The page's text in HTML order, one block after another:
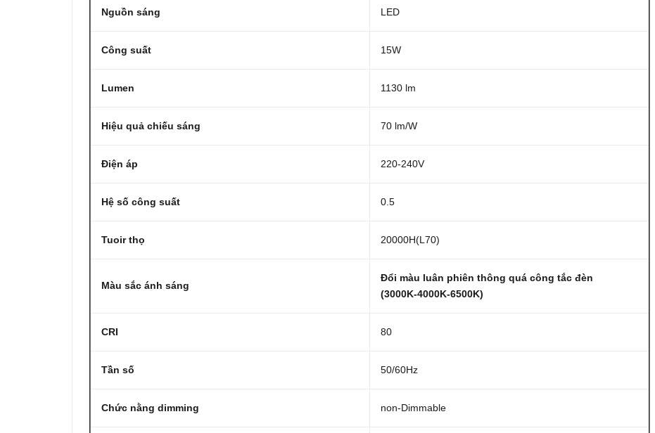
Nguồn sáng LED
Công suất 15W
Lumen 1130 lm
Hiệu quả chiếu sáng 70 lm/W
Điện áp 220-240V
Hệ số công suất 0.5
Tuoir thọ 20000H(L70)
Màu sắc ánh sáng
Đổi màu luân phiên thông quá công tắc đèn
(3000K-4000K-6500K)
CRI 80
Tần số 50/60Hz
Chức nằng dimming non-Dimmable